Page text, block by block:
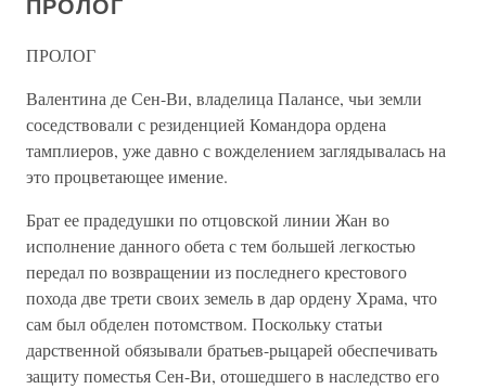
ПРОЛОГ
ПРОЛОГ
Валентина де Сен-Ви, владелица Палансе, чьи земли
соседствовали с резиденцией Командора ордена
тамплиеров, уже давно с вожделением заглядывалась на
это процветающее имение.
Брат ее прадедушки по отцовской линии Жан во
исполнение данного обета с тем большей легкостью
передал по возвращении из последнего крестового
похода две трети своих земель в дар ордену Храма, что
сам был обделен потомством. Поскольку статьи
дарственной обязывали братьев-рыцарей обеспечивать
защиту поместья Сен-Ви, отошедшего в наследство его